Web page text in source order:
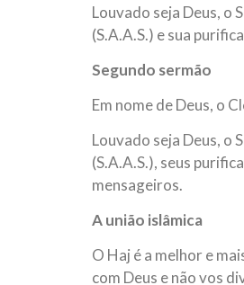
Louvado seja Deus, o
(S.A.A.S.) e sua
Segundo sermão
Em nome de Deus, o
Louvado seja Deus, o
(S.A.A.S.), seus
mensageiros.
A união islâmica
O Haj é a melhor e
com Deus e não vos